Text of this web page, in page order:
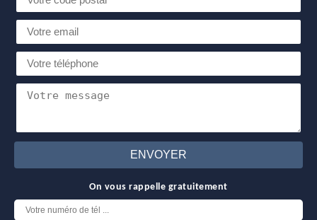
On vous rappelle gratuitement